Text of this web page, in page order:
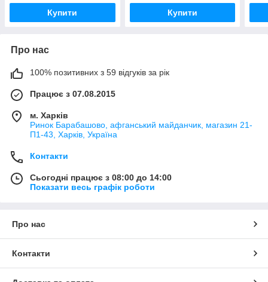
Купити Купити
Про нас
100% позитивних з 59 відгуків за рік
Працює з 07.08.2015
м. Харків
Ринок Барабашово, афганський майданчик, магазин 21-
П1-43, Харків, Україна
Контакти
Сьогодні працює з 08:00 до 14:00
Показати весь графік роботи
Про нас
Контакти